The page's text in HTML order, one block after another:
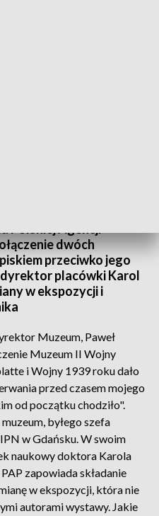
dwóch
przeciwko jego
dyrektor placówki Karol
w ekspozycji i
Muzeum, Paweł
Muzeum II Wojny
i Wojny 1939 roku dało
przed czasem mojego
od początku chodziło".
byłego szefa
w Gdańsku. W swoim
naukowy doktora Karola
zapowiada składanie
w ekspozycji, która nie
autorami wystawy. Jakie